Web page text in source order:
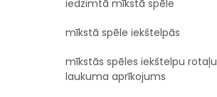
iedzimtā mīkstā spēle
mīkstā spēle iekštelpās
mīkstās spēles iekštelpu rotaļu
laukuma aprīkojums